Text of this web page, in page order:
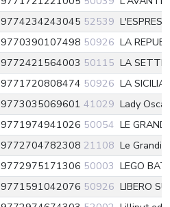
9774234243045 52539
9770390107498 50926 LA
9772421564003 50115 LA
9771720808474 50926 LA
9773035069601 41029 Lady
9771974941026 50054 LE
9772704782308 21108 Le Grandi
9772975171306 50003 LEGO
9771591042076 50926 LIBERO